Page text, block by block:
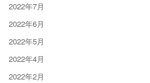
2022年7月
2022年6月
2022年5月
2022年4月
2022年2月